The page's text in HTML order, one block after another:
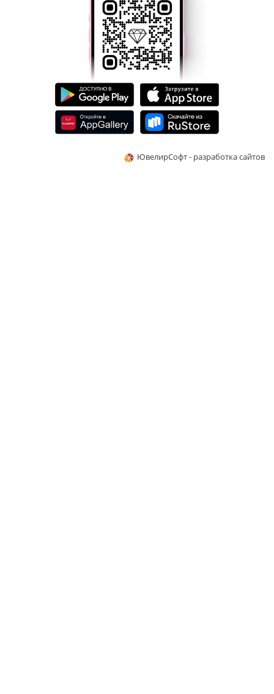
ЮвелирСофт - разработка сайтов